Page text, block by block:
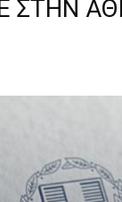
ΣΤΗΝ